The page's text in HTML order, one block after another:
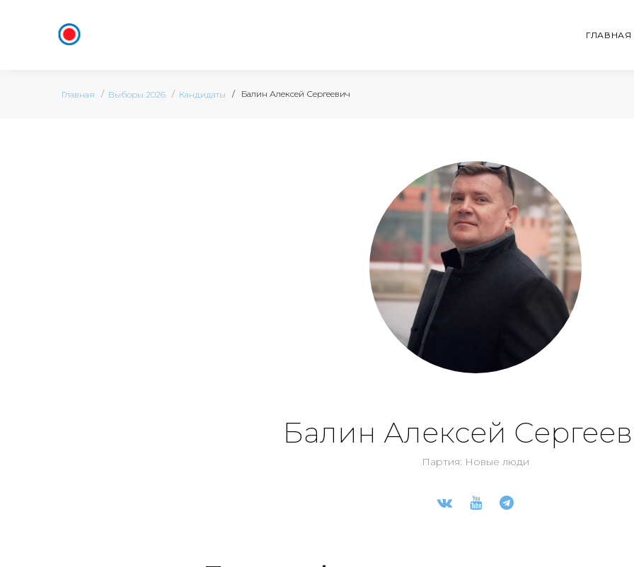
ГЛАВНАЯ
Главная Выборы 2026 Кандидаты Балин Алексей Сергеевич
Балин Алексей
Партия: Новые люди